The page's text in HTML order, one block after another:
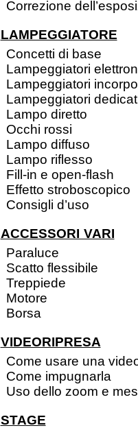
Correzione
LAMPEGGIATORE
Concetti di base
Lampeggiatori
Lampeggiatori
Lampeggiatori
Lampo diretto
Occhi rossi
Lampo diffuso
Lampo riflesso
Fill-in e open-flash
Effetto stroboscopico
Consigli d’uso
ACCESSORI VARI
Paraluce
Scatto flessibile
Treppiede
Motore
Borsa
VIDEORIPRESA
Come usare una
Come impugnarla
Uso dello zoom e
STAGE